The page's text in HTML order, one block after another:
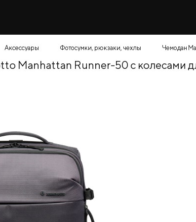
Аксессуары Фотосумки, рюкзаки, чехлы Чемодан
Manhattan Runner-50 с колесами